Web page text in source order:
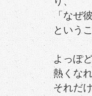
「なぜ
という
よっぽ
熱くな
それだ